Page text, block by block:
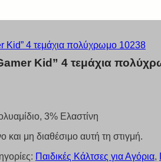
Kid” 4 τεμάχια
3% Ελαστίνη
και μη διαθέσιμο αυτή τη στιγμή.
Παιδικές Κάλτσες για Αγόρια,